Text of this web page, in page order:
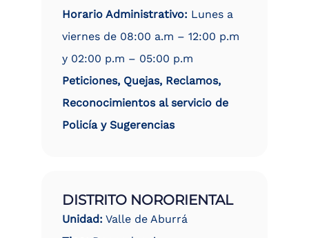
Horario Administrativo: Lunes a
viernes de 08:00 a.m – 12:00 p.m
y 02:00 p.m – 05:00 p.m
Peticiones, Quejas, Reclamos,
Reconocimientos al servicio de
Policía y Sugerencias
DISTRITO NORORIENTAL
Unidad: Valle de Aburrá